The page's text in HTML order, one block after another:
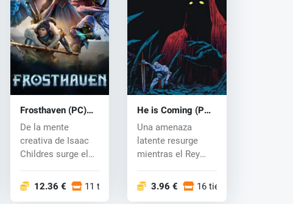
Frosthaven (PC)
key
De la mente
creativa de Isaac
Childres surge el
mesa, ahora...
12.36 € 11 tiendas
He is Coming (PC)
key
Una amenaza
latente resurge
mientras el Rey
con la perdició...
3.96 € 16 tiendas